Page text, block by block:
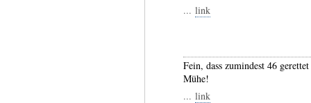
... link
Fein, dass zumindest 46
Mühe!
... link